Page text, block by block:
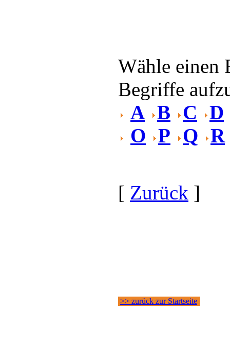
Wähle einen
Begriffe
A B C
D
O P Q R
[ Zurück ]
>> zurück zur Startseite